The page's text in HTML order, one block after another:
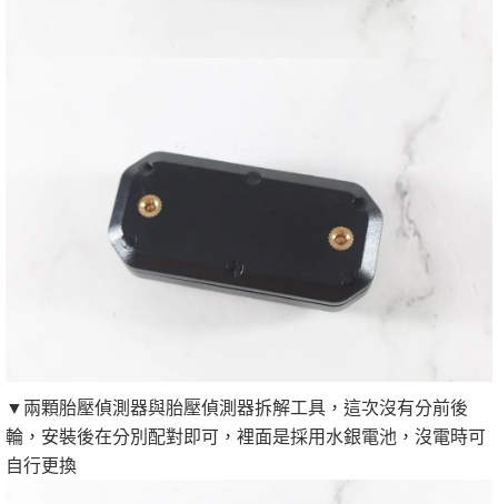
▼兩顆胎壓偵測器與胎壓偵測器拆解工具，這次沒有分前後
輪，安裝後在分別配對即可，裡面是採用水銀電池，沒電時可
自行更換